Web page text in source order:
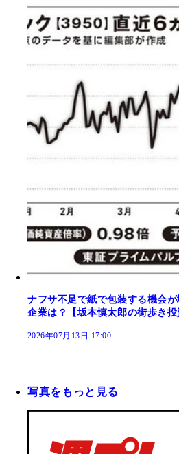
ナフサ不足で紙で包装する機会
企業は？【坂本慎太郎の街歩き投
2026年07月13日 17:00
写真をもっと見る